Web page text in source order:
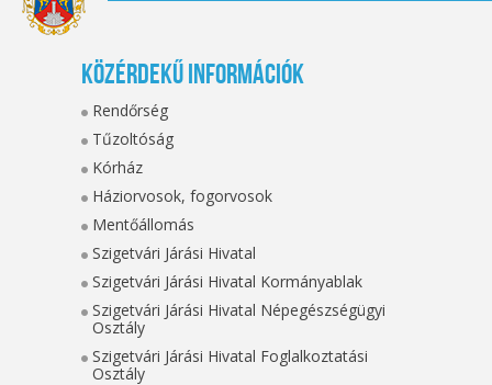
Közérdekű információk
Rendőrség
Tűzoltóság
Kórház
Háziorvosok, fogorvosok
Mentőállomás
Szigetvári Járási Hivatal
Szigetvári Járási Hivatal Kormányablak
Szigetvári Járási Hivatal Népegészségügyi
Osztály
Szigetvári Járási Hivatal Foglalkoztatási
Osztály